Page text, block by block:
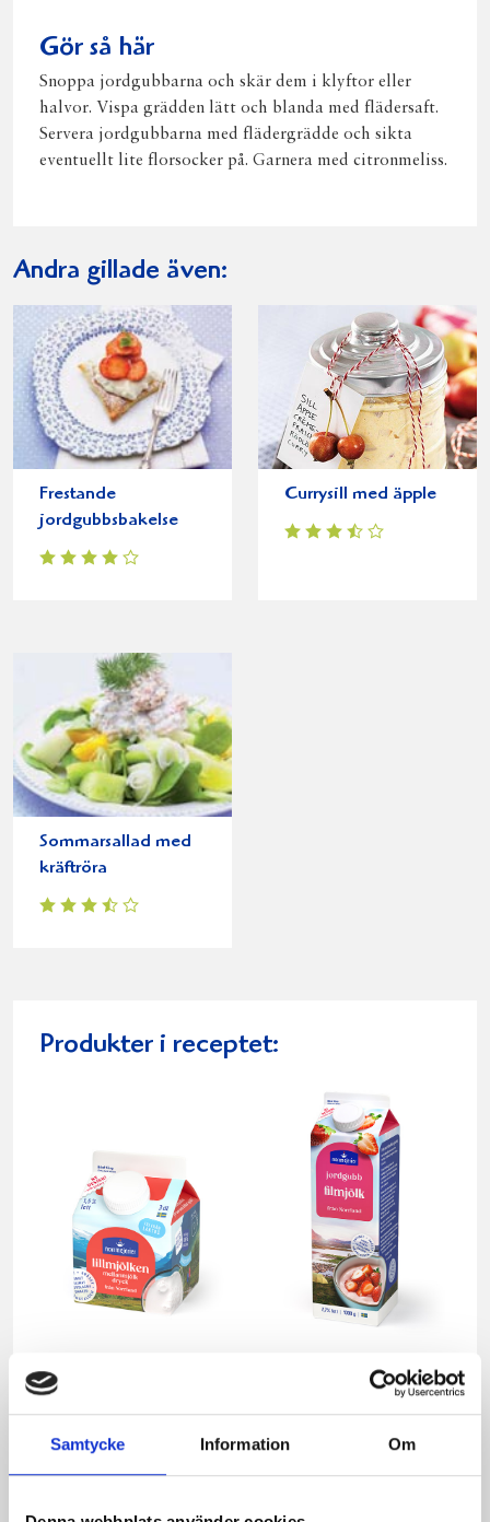
Samtycke Information Om
Gör så här
Snoppa jordgubbarna och skär dem i klyftor eller
halvor. Vispa grädden lätt och blanda med flädersaft.
Servera jordgubbarna med flädergrädde och sikta
eventuellt lite florsocker på. Garnera med citronmeliss.
Andra gillade även:
Frestande
jordgubbsbakelse
Currysill med äpple
Sommarsallad med
kräftröra
Produkter i receptet:
Jordgubbsfil 2,7%